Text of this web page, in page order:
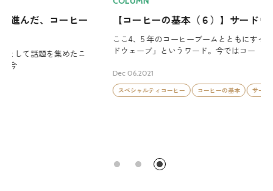
【コーヒーの基本（６）】サードウェーブ編
ここ4、5 年のコーヒーブームとともにすっかり定着した「サー
ドウェーブ」というワード。今ではコー
コーヒーの基本 サードウェーブ